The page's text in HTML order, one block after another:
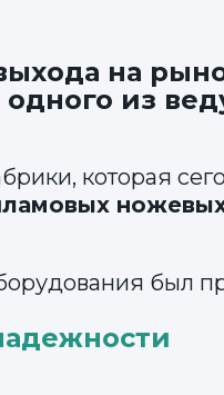
на
из
которая
был